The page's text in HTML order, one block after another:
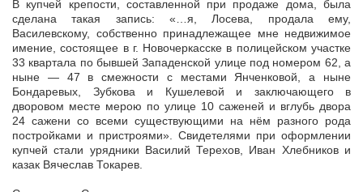
В купчей крепости, составленной при продаже дома, была
сделана такая запись: «…я, Лосева, продала ему,
Василевскому, собственно принадлежащее мне недвижимое
имение, состоящее в г. Новочеркасске в полицейском участке
33 квартала по бывшей Западенской улице под номером 62, а
ныне — 47 в смежности с местами Янченковой, а ныне
Бондаревых, Зубкова и Кушелевой и заключающего в
дворовом месте мерою по улице 10 саженей и вглубь двора
24 сажени со всеми существующими на нём разного рода
постройками и пристроями». Свидетелями при оформлении
купчей стали урядники Василий Терехов, Иван Хлебников и
казак Вячеслав Токарев.